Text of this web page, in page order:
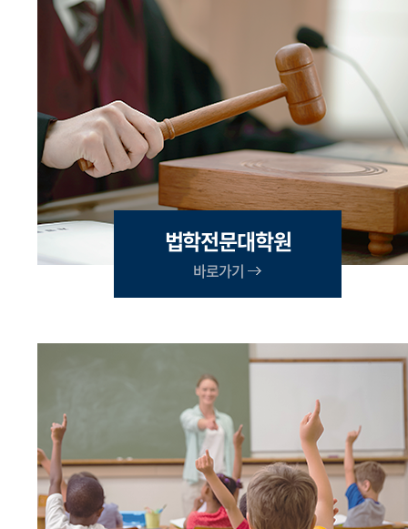
법학전문대학원
바로가기